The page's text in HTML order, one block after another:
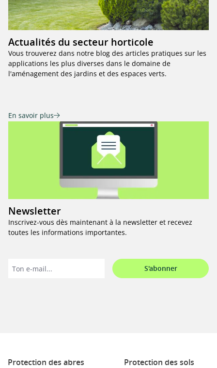
Actualités du secteur horticole
Vous trouverez dans notre blog des articles pratiques sur les
applications les plus diverses dans le domaine de
l'aménagement des jardins et des espaces verts.
En savoir plus
Newsletter
Inscrivez-vous dès maintenant à la newsletter et recevez
toutes les informations importantes.
S'abonner
Protection des abres Protection des sols